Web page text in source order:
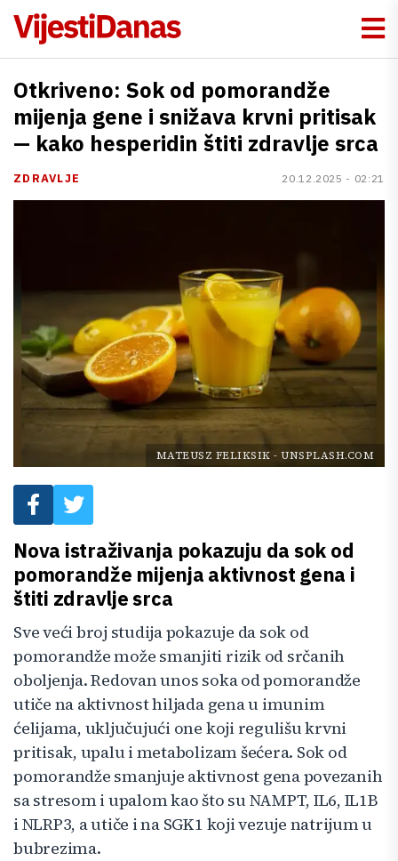
Otkriveno: Sok od pomorandže
mijenja gene i snižava krvni pritisak
— kako hesperidin štiti zdravlje srca
ZDRAVLJE 20.12.2025 - 02:21
MATEUSZ FELIKSIK - UNSPLASH.COM
Nova istraživanja pokazuju da sok od
pomorandže mijenja aktivnost gena i
štiti zdravlje srca
Sve veći broj studija pokazuje da sok od
pomorandže može smanjiti rizik od srčanih
oboljenja. Redovan unos soka od pomorandže
utiče na aktivnost hiljada gena u imunim
ćelijama, uključujući one koji regulišu krvni
pritisak, upalu i metabolizam šećera. Sok od
pomorandže smanjuje aktivnost gena povezanih
sa stresom i upalom kao što su NAMPT, IL6, IL1B
i NLRP3, a utiče i na SGK1 koji vezuje natrijum u
bubrezima.